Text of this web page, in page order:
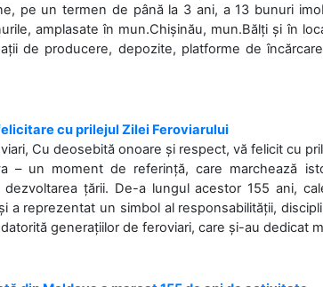
pe un termen de până la 3 ani, a 13 bunuri
amplasate în mun.Chișinău, mun.Bălți și în
de producere, depozite, platforme de
cu prilejul Zilei Feroviarului
Cu deosebită onoare și respect, vă felicit cu
– un moment de referință, care marchează
dezvoltarea țării. De-a lungul acestor 155 ani,
a reprezentat un simbol al responsabilității,
generațiilor de feroviari, care și-au dedicat